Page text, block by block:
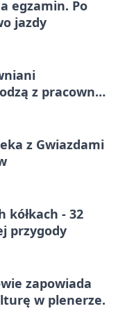
egzamin. Po
jazdy
z pracowni
z Gwiazdami
kółkach - 32
przygody
zapowiada
w plenerze.